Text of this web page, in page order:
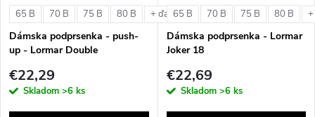
65 B 70 B 75 B 80 B + ďalšie
Dámska podprsenka - push-
up - Lormar Double
€22,29
Skladom >6 ks
65 B 70 B 75 B 80 B
Dámska podprsenka - Lormar
Joker 18
€22,69
Skladom >6 ks